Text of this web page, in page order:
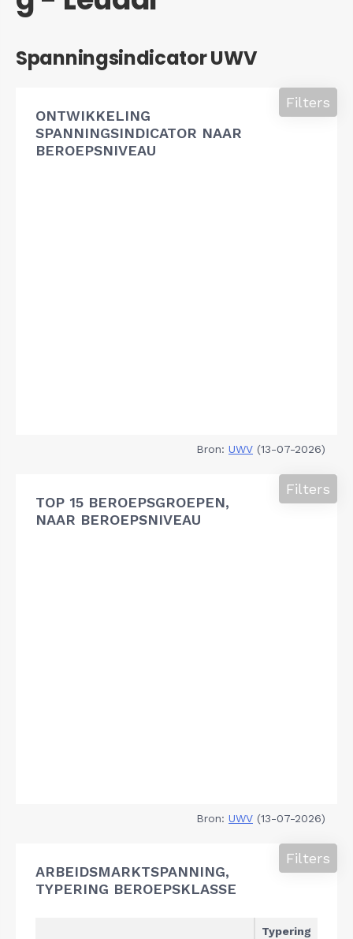
Spanningsindicator UWV
ONTWIKKELING
SPANNINGSINDICATOR NAAR
BEROEPSNIVEAU
Filters
Bron: UWV (13-07-2026)
TOP 15 BEROEPSGROEPEN,
NAAR BEROEPSNIVEAU
Filters
Bron: UWV (13-07-2026)
ARBEIDSMARKTSPANNING,
TYPERING BEROEPSKLASSE
Filters